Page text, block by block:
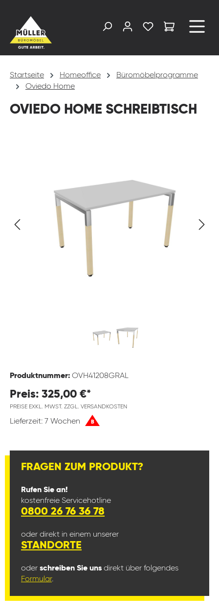
Startseite Homeoffice
Büromöbelprogramme
Oviedo Home
OVIEDO HOME SCHREIBTISCH
Produktnummer: OVH41208GRAL
Preis: 325,00 €*
PREISE EXKL. MWST. ZZGL. VERSANDKOSTEN
Lieferzeit: 7 Wochen B
FRAGEN ZUM PRODUKT?
Rufen Sie an!
kostenfreie Servicehotline
0800 26 76 36 78
oder direkt in einem unserer
STANDORTE
oder schreiben Sie uns direkt über folgendes
Formular.